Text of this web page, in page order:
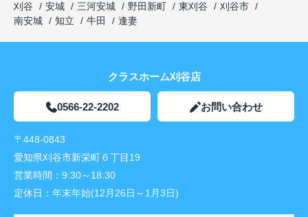
刈谷
安城 三河安城 野田新町 東刈谷
刈谷市
南安城
知立 牛田 逢妻
クラスホーム刈谷店
0566-22-2202 お問い合わせ
〒448-0843
愛知県刈谷市新栄町６丁目19
営業時間： 9:30～18:30
定休日： 年末年始(12月26日～1月3日)